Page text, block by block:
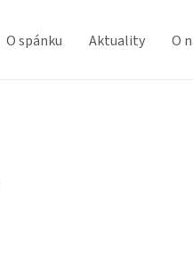
O spánku Aktuality O